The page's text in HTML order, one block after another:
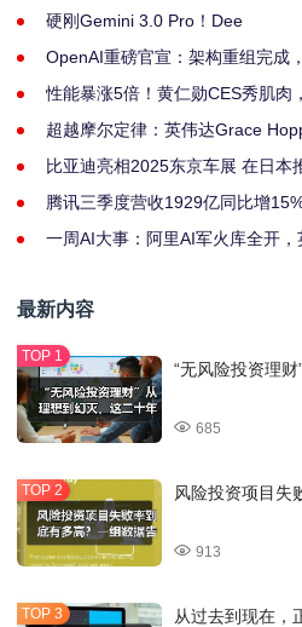
硬刚Gemini 3.0 Pro！Dee
OpenAI重磅官宣：架构重组完成
性能暴涨5倍！黄仁勋CES秀肌肉
超越摩尔定律：英伟达Grace
比亚迪亮相2025东京车展 在日本
腾讯三季度营收1929亿同比增
一周AI大事：阿里AI军火库全开，
最新内容
“无风险投资理
685
风险投资项目失
913
从过去到现在，